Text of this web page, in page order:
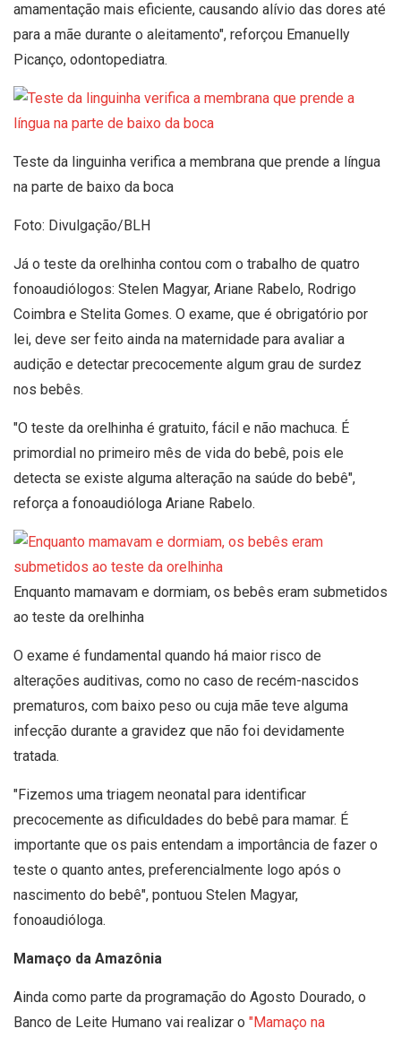
amamentação mais eficiente, causando alívio das dores até
para a mãe durante o aleitamento", reforçou Emanuelly
Picanço, odontopediatra.
Teste da linguinha verifica a membrana que prende a língua
na parte de baixo da boca
Foto: Divulgação/BLH
Já o teste da orelhinha contou com o trabalho de quatro
fonoaudiólogos: Stelen Magyar, Ariane Rabelo, Rodrigo
Coimbra e Stelita Gomes. O exame, que é obrigatório por
lei, deve ser feito ainda na maternidade para avaliar a
audição e detectar precocemente algum grau de surdez
nos bebês.
"O teste da orelhinha é gratuito, fácil e não machuca. É
primordial no primeiro mês de vida do bebê, pois ele
detecta se existe alguma alteração na saúde do bebê",
reforça a fonoaudióloga Ariane Rabelo.
Enquanto mamavam e dormiam, os bebês eram submetidos
ao teste da orelhinha
O exame é fundamental quando há maior risco de
alterações auditivas, como no caso de recém-nascidos
prematuros, com baixo peso ou cuja mãe teve alguma
infecção durante a gravidez que não foi devidamente
tratada.
"Fizemos uma triagem neonatal para identificar
precocemente as dificuldades do bebê para mamar. É
importante que os pais entendam a importância de fazer o
teste o quanto antes, preferencialmente logo após o
nascimento do bebê", pontuou Stelen Magyar,
fonoaudióloga.
Mamaço da Amazônia
Ainda como parte da programação do Agosto Dourado, o
Banco de Leite Humano vai realizar o "Mamaço na